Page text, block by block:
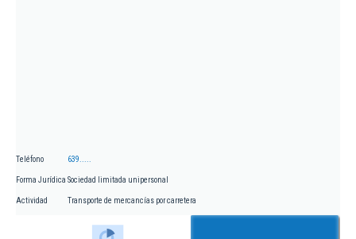
Teléfono 639.....
Forma Jurídica Sociedad limitada unipersonal
Actividad Transporte de mercancías por carretera